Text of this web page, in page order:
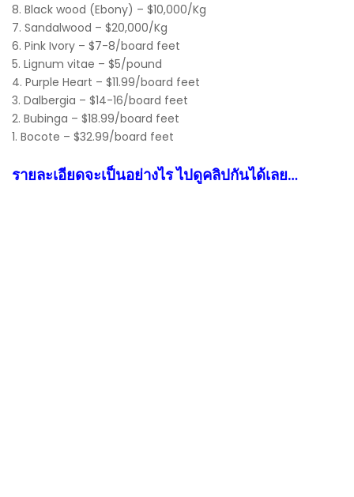
8. Black wood (Ebony) – $10,000/Kg
7. Sandalwood – $20,000/Kg
6. Pink Ivory – $7-8/board feet
5. Lignum vitae – $5/pound
4. Purple Heart – $11.99/board feet
3. Dalbergia – $14-16/board feet
2. Bubinga – $18.99/board feet
1. Bocote – $32.99/board feet
รายละเอียดจะเป็นอย่างไร ไปดูคลิปกันได้เลย…